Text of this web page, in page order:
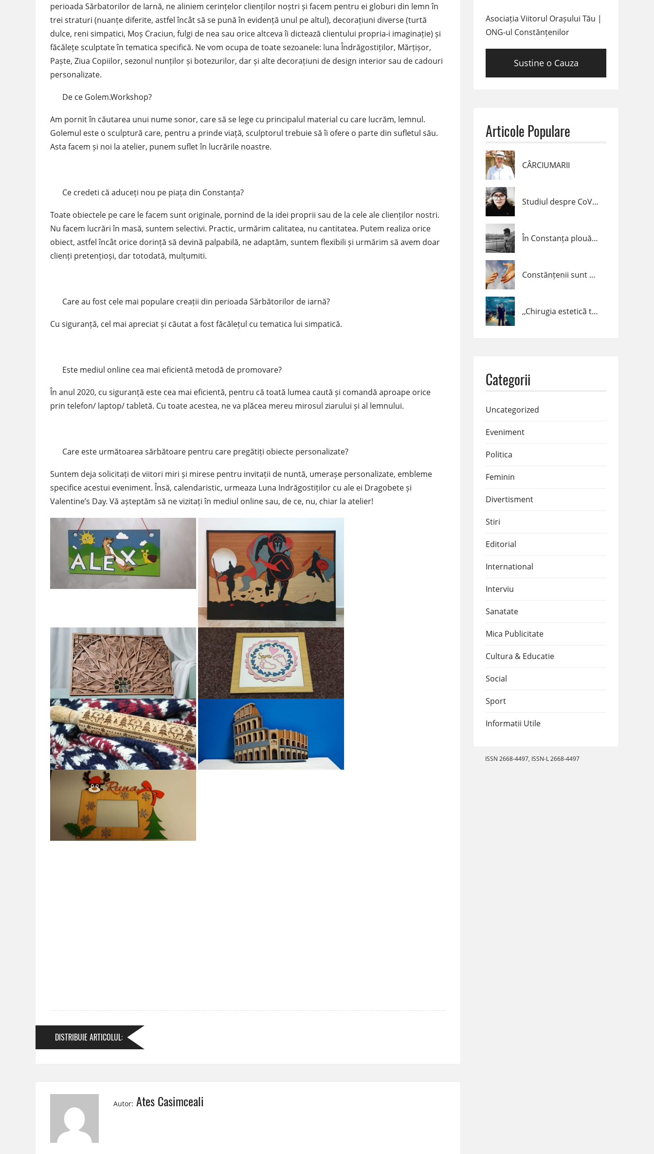
perioada Sărbatorilor de Iarnă, ne aliniem cerințelor clienților noștri și facem pentru ei globuri din lemn în
trei straturi (nuanțe diferite, astfel încât să se pună în evidență unul pe altul), decorațiuni diverse (turtă
dulce, reni simpatici, Moș Craciun, fulgi de nea sau orice altceva îi dictează clientului propria-i imaginație) și
făcălețe sculptate în tematica specifică. Ne vom ocupa de toate sezoanele: luna Îndrăgostiților, Mărțișor,
Paște, Ziua Copiilor, sezonul nunților și botezurilor, dar și alte decorațiuni de design interior sau de cadouri
personalizate.
De ce Golem.Workshop?
Am pornit în căutarea unui nume sonor, care să se lege cu principalul material cu care lucrăm, lemnul.
Golemul este o sculptură care, pentru a prinde viață, sculptorul trebuie să îi ofere o parte din sufletul său.
Asta facem și noi la atelier, punem suflet în lucrările noastre.
Ce credeti că aduceți nou pe piața din Constanța?
Toate obiectele pe care le facem sunt originale, pornind de la idei proprii sau de la cele ale clienților nostri.
Nu facem lucrări în masă, suntem selectivi. Practic, urmărim calitatea, nu cantitatea. Putem realiza orice
obiect, astfel încât orice dorință să devină palpabilă, ne adaptăm, suntem flexibili și urmărim să avem doar
clienți pretențioși, dar totodată, mulțumiti.
Care au fost cele mai populare creații din perioada Sărbătorilor de iarnă?
Cu siguranță, cel mai apreciat și căutat a fost făcălețul cu tematica lui simpatică.
Este mediul online cea mai eficientă metodă de promovare?
În anul 2020, cu siguranță este cea mai eficientă, pentru că toată lumea caută și comandă aproape orice
prin telefon/ laptop/ tabletă. Cu toate acestea, ne va plăcea mereu mirosul ziarului și al lemnului.
Care este următoarea sărbătoare pentru care pregătiți obiecte personalizate?
Suntem deja solicitați de viitori miri și mirese pentru invitații de nuntă, umerașe personalizate, embleme
specifice acestui eveniment. Însă, calendaristic, urmeaza Luna Indrăgostiților cu ale ei Dragobete și
Valentine’s Day. Vă așteptăm să ne vizitați în mediul online sau, de ce, nu, chiar la atelier!
DISTRIBUIE ARTICOLUL:
Autor: Ates Casimceali
Asociația Viitorul Orașului Tău |
ONG-ul Constănțenilor
Sustine o Cauza
Articole Populare
CÂRCIUMARII
Studiul despre CoVid-19 realizat de un elev de clasa a VII-a din Navodari
În Constanța plouă cu inele !
Constănțenii sunt alături de Diana Popescu
,,Chirugia esteticã trebuie fãcutã cȃnd trebuie, cum trebuie şi de cine trebuie!” – dr. Claudiu Podac
Categorii
Uncategorized
Eveniment
Politica
Feminin
Divertisment
Stiri
Editorial
International
Interviu
Sanatate
Mica Publicitate
Cultura & Educatie
Social
Sport
Informatii Utile
ISSN 2668-4497, ISSN-L 2668-4497